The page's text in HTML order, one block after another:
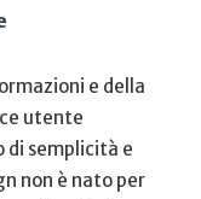
e della
utente
di semplicità e
non è‌ nato per⁣